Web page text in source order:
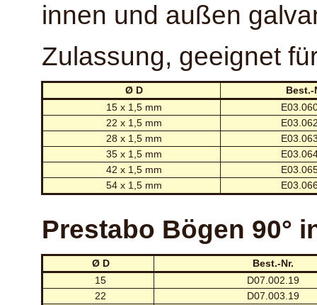
innen und außen
Zulassung, geeignet
Ø D
Best.-
15 x 1,5 mm
22 x 1,5 mm
28 x 1,5 mm
35 x 1,5 mm
42 x 1,5 mm
54 x 1,5 mm
Prestabo Bögen 90°
Ø D
Best.-Nr.
15
D07.002.19
22
D07.003.19